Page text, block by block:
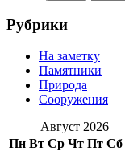
Рубрики
На заметку
Памятники
Природа
Сооружения
Август 2026
Пн Вт Ср Чт Пт Сб